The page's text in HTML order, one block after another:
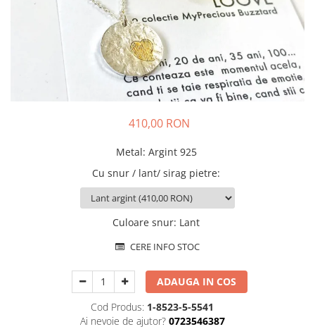
AN-TAN-TICHITAN
410,00 RON
Metal: Argint 925
Cu snur / lant/ sirag pietre:
Culoare snur: Lant
CERE INFO STOC
ADAUGA IN COS
Cod Produs: 1-8523-5-5541
Ai nevoie de ajutor? 0723546387